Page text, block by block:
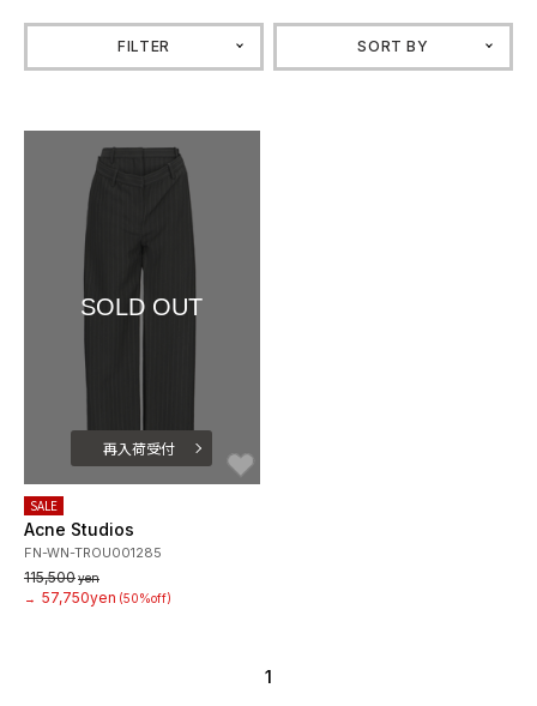
FILTER SORT BY
SOLD OUT
再入荷受付
SALE
Acne Studios
FN-WN-TROU001285
115,500yen
→ 57,750yen (50%off)
1